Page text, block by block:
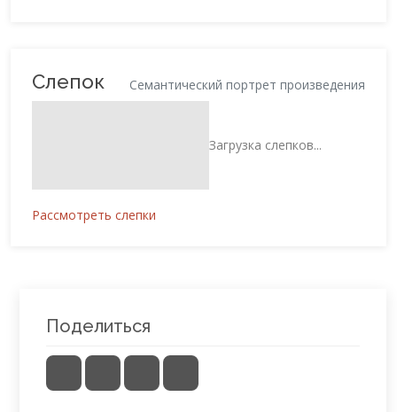
Слепок Семантический портрет произведения
Загрузка слепков...
Рассмотреть слепки
Поделиться